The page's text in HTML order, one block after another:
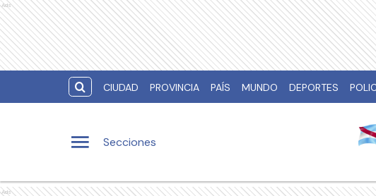
Ads
CIUDAD PROVINCIA PAÍS MUNDO DEPORTES
Secciones
Ads